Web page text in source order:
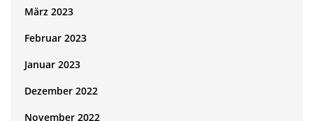
März 2023
Februar 2023
Januar 2023
Dezember 2022
November 2022